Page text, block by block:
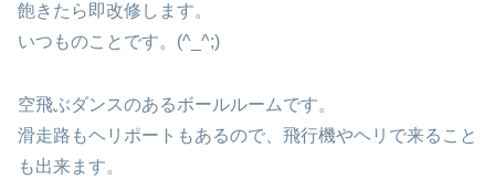
飽きたら即改修します。
いつものことです。(^_^;)
空飛ぶダンスのあるボールルームです。
滑走路もヘリポートもあるので、飛行機やヘリで来ること
も出来ます。